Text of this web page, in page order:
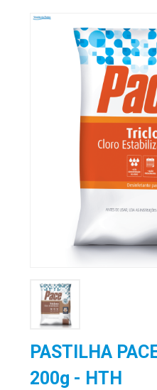
PASTILHA
200g - HTH